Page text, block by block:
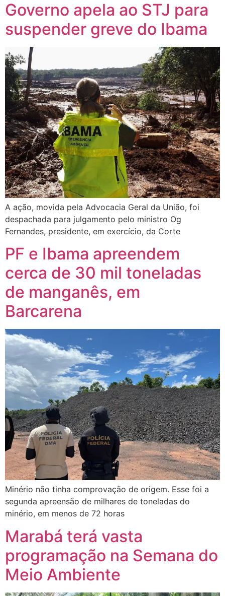
Governo apela ao STJ para
suspender greve do Ibama
A ação, movida pela Advocacia Geral da União, foi
despachada para julgamento pelo ministro Og
Fernandes, presidente, em exercício, da Corte
PF e Ibama apreendem
cerca de 30 mil toneladas
de manganês, em
Barcarena
Minério não tinha comprovação de origem. Esse foi a
segunda apreensão de milhares de toneladas do
minério, em menos de 72 horas
Marabá terá vasta
programação na Semana do
Meio Ambiente